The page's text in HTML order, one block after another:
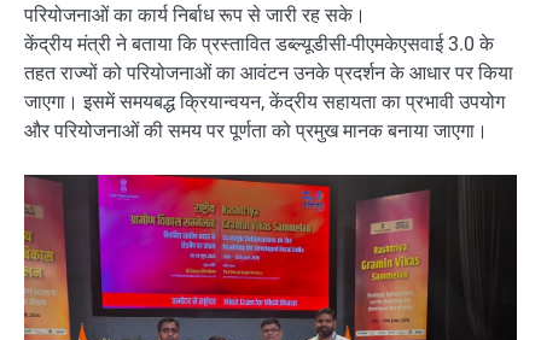
परियोजनाओं का कार्य निर्बाध रूप से जारी रह सके।
केंद्रीय मंत्री ने बताया कि प्रस्तावित डब्ल्यूडीसी-पीएमकेएसवाई 3.0 के
तहत राज्यों को परियोजनाओं का आवंटन उनके प्रदर्शन के आधार पर किया
जाएगा। इसमें समयबद्ध क्रियान्वयन, केंद्रीय सहायता का प्रभावी उपयोग
और परियोजनाओं की समय पर पूर्णता को प्रमुख मानक बनाया जाएगा।